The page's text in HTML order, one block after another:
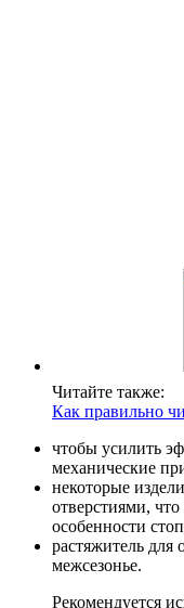
Читайте также:
Как правильно
чтобы усилить
механические
некоторые
отверстиями,
особенности
растяжитель для
межсезонье.
Рекомендуется